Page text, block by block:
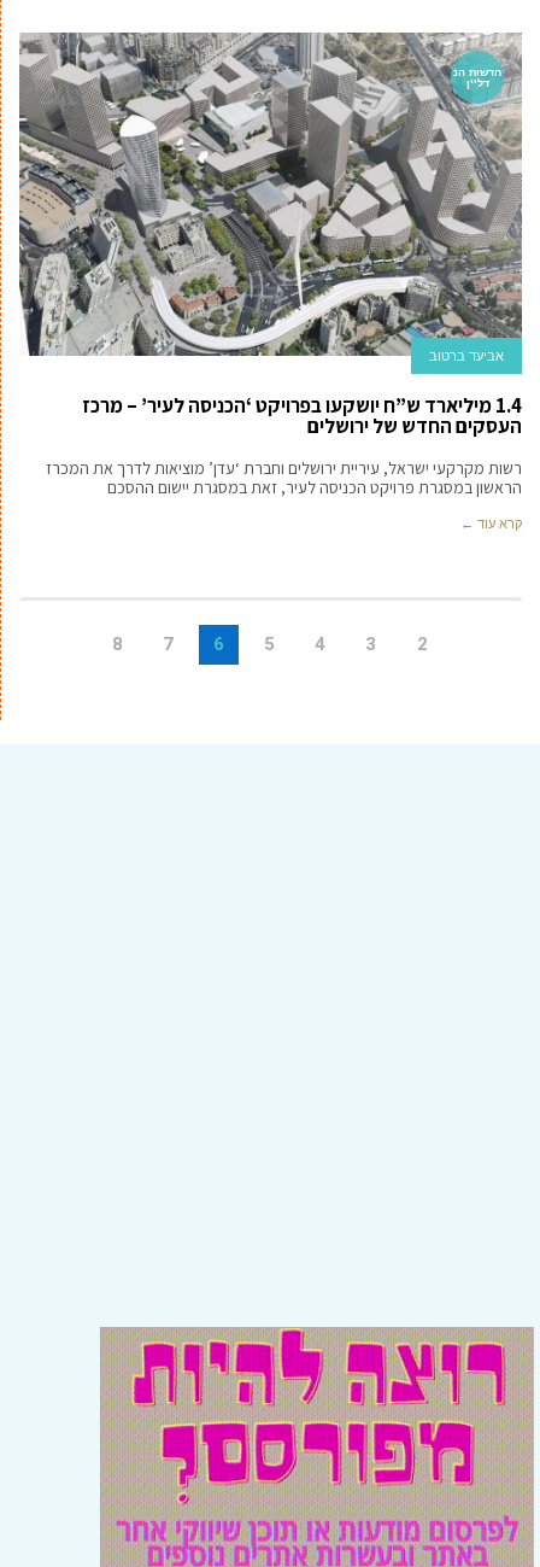
חדשות הנ
דל''ן
אביעד ברטוב
1.4 מיליארד ש”ח יושקעו בפרויקט ‘הכניסה לעיר’ – מרכז
העסקים החדש של ירושלים
רשות מקרקעי ישראל, עיריית ירושלים וחברת ‘עדן’ מוציאות לדרך את המכרז
הראשון במסגרת פרויקט הכניסה לעיר, זאת במסגרת יישום ההסכם
קרא עוד ←
2
3
4
5
6
7
8